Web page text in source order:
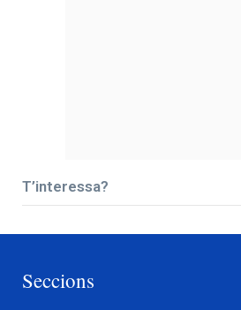
T’interessa?
Seccions